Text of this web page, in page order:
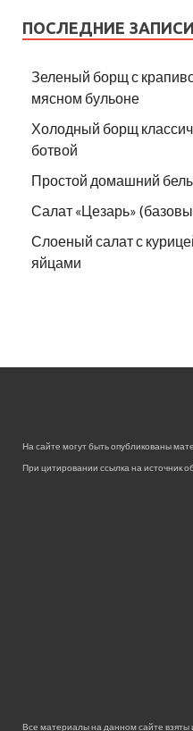
ПОСЛЕДНИЕ ЗАПИСИ
Зеленый борщ с
мясном бульоне
Холодный борщ
ботвой
Простой домашний
Салат «Цезарь»
Слоеный салат с
яйцами
На сайте могут быть опубликованы
При цитировании ссылка на источник
Все материалы на данном сайте взяты